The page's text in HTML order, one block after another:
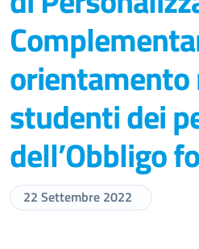
studenti dei
dell’Obbligo
22 Settembre 2022